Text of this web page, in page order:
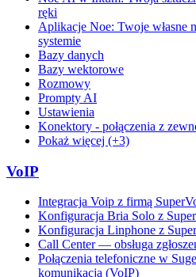
ręki
Aplikacje Noe: Twoje własne
systemie
Bazy danych
Bazy wektorowe
Rozmowy
Prompty AI
Ustawienia
Konektory - połączenia z
Pokaż więcej (+3)
VoIP
Integracja Voip z firmą
Konfiguracja Bria Solo z
Konfiguracja Linphone z
Call Center — obsługa
Połączenia telefoniczne w
komunikacją (VoIP)